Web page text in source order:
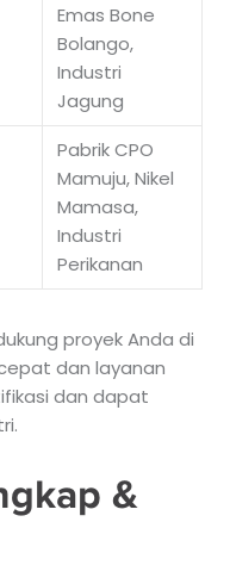
Emas Bone
Bolango,
Industri
Jagung
Pabrik CPO
Mamuju, Nikel
Mamasa,
Industri
Perikanan
proyek Anda di
dan layanan
dan dapat
&